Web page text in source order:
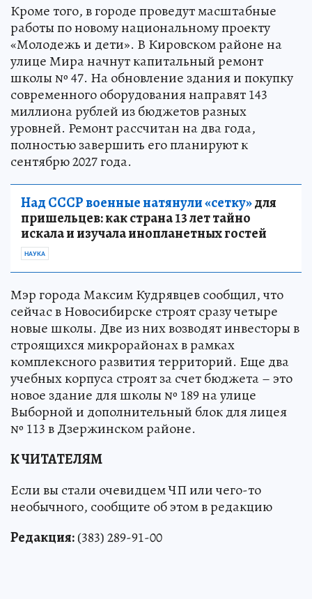
Кроме того, в городе проведут масштабные
работы по новому национальному проекту
«Молодежь и дети». В Кировском районе на
улице Мира начнут капитальный ремонт
школы № 47. На обновление здания и покупку
современного оборудования направят 143
миллиона рублей из бюджетов разных
уровней. Ремонт рассчитан на два года,
полностью завершить его планируют к
сентябрю 2027 года.
Над СССР военные натянули «сетку»для
пришельцев: как страна 13 лет тайно
искала и изучала инопланетных гостей
НАУКА
Мэр города Максим Кудрявцев сообщил, что
сейчас в Новосибирске строят сразу четыре
новые школы. Две из них возводят инвесторы в
строящихся микрорайонах в рамках
комплексного развития территорий. Еще два
учебных корпуса строят за счет бюджета – это
новое здание для школы № 189 на улице
Выборной и дополнительный блок для лицея
№ 113 в Дзержинском районе.
К ЧИТАТЕЛЯМ
Если вы стали очевидцем ЧП или чего-то
необычного, сообщите об этом в редакцию
Редакция:(383) 289-91-00